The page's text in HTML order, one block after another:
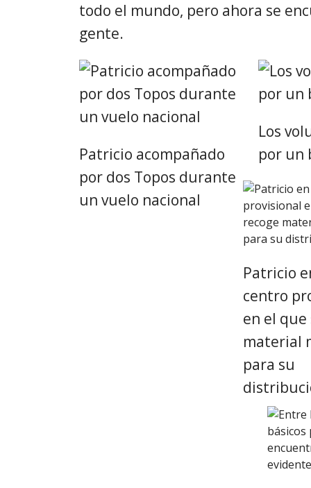
todo el mundo, pero ahora se
gente.
Patricio acompañado
por dos Topos durante
un vuelo nacional
Los
por un
Patricio
centro
en el que
material
para su